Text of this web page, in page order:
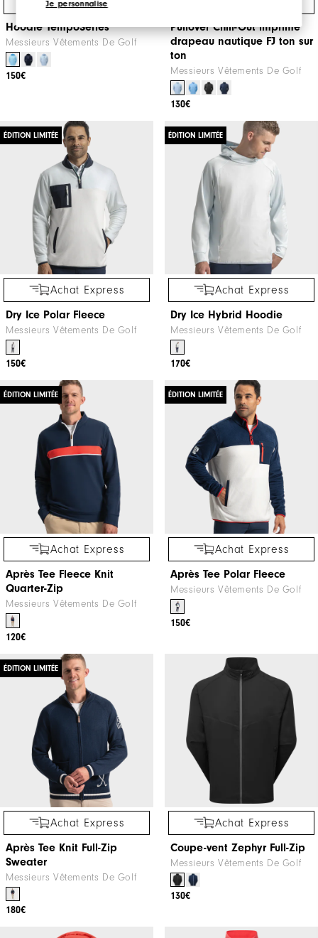
Je personnalise
Hoodie TempoSeries
Messieurs Vêtements De Golf
150€
Pullover Chill-Out imprimé
drapeau nautique FJ ton sur
ton
Messieurs Vêtements De Golf
130€
ÉDITION LIMITÉE
Achat Express
Dry Ice Polar Fleece
Messieurs Vêtements De Golf
150€
ÉDITION LIMITÉE
Achat Express
Dry Ice Hybrid Hoodie
Messieurs Vêtements De Golf
170€
ÉDITION LIMITÉE
Achat Express
Après Tee Fleece Knit
Quarter-Zip
Messieurs Vêtements De Golf
120€
ÉDITION LIMITÉE
Achat Express
Après Tee Polar Fleece
Messieurs Vêtements De Golf
150€
ÉDITION LIMITÉE
Achat Express
Après Tee Knit Full-Zip
Sweater
Messieurs Vêtements De Golf
180€
Achat Express
Coupe-vent Zephyr Full-Zip
Messieurs Vêtements De Golf
130€